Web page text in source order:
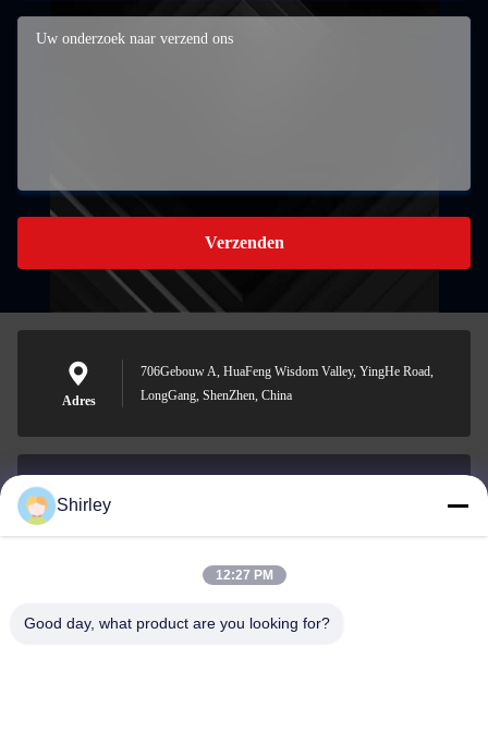
Verzenden
Adres
706Gebouw A, HuaFeng Wisdom Valley, YingHe Road,
LongGang, ShenZhen, China
0086-18148506772
Shirley
12:27 PM
Good day, what product are you looking for?